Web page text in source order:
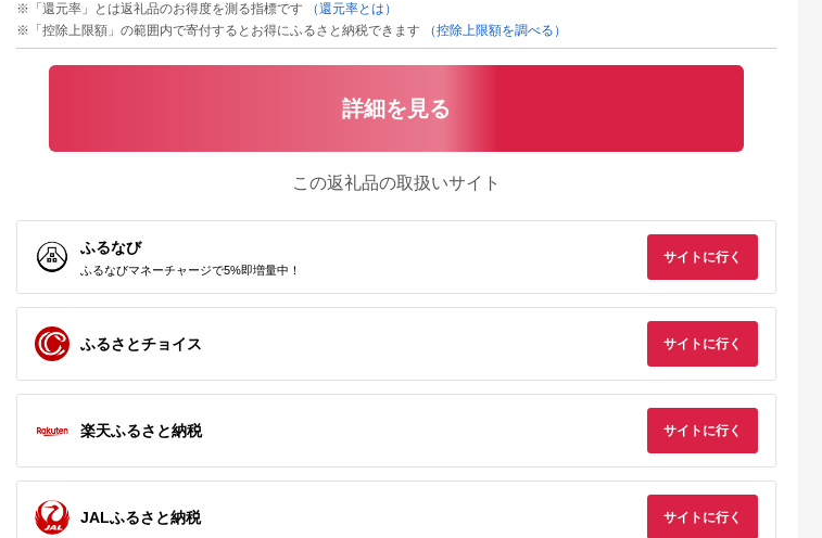
今治タオルブランド
★【Hello!NEW バス
ローブ】「祈」シリー
ズ サイズ（M）
42,000
MOKU Mサイズ 同色3
[I002570FT3KH]
ワイト＞木製コースタ
ー付き
ト プレミアムミント
味 1本 ホワイトエッ
GUM 歯間ブラシ20
本入り×60パック（Ｉ
字型）SS[AOAD014]
歯間ブラシ
70,000
薄手で乾きやすい！
【世界遺産熊野古道
ゴ入りタオル☆12
枚】個包装で清潔
【kmkn0031】
11,000
※「還元率」とは返礼品のお得度を測る指標です
（還元率とは）
※「控除上限額」の範囲内で寄付するとお得にふるさと納税できます
（控除上限額を調べる）
詳細を見る
この返礼品の取扱いサイト
ふるなび
ふるなびマネーチャージで5%即増量中！
サイトに行く
ふるさとチョイス サイトに行く
楽天ふるさと納税 サイトに行く
JALふるさと納税 サイトに行く